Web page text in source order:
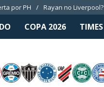
por PH Rayan no Liverpool?
COPA 2026 TIMES